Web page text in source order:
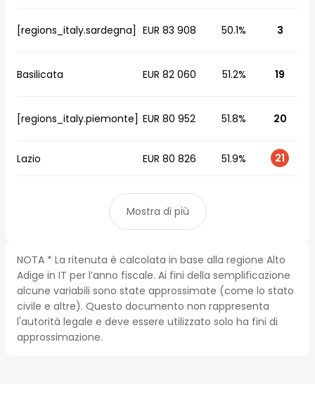
[regions_italy.sardegna] EUR 83 908 50.1% 3
Basilicata EUR 82 060 51.2% 19
[regions_italy.piemonte] EUR 80 952 51.8% 20
Lazio EUR 80 826 51.9% 21
Mostra di più
NOTA * La ritenuta è calcolata in base alla regione Alto
Adige in IT per l’anno fiscale. Ai fini della semplificazione
alcune variabili sono state approssimate (come lo stato
civile e altre). Questo documento non rappresenta
l'autorità legale e deve essere utilizzato solo ha fini di
approssimazione.